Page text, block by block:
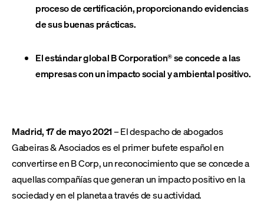
proceso de certificación, proporcionando evidencias
de sus buenas prácticas.
El estándar global B Corporation® se concede a las
empresas con un impacto social y ambiental positivo.
Madrid, 17 de mayo 2021– El despacho de abogados
Gabeiras & Asociados es el primer bufete español en
convertirse en B Corp, un reconocimiento que se concede a
aquellas compañías que generan un impacto positivo en la
sociedad y en el planeta a través de su actividad.